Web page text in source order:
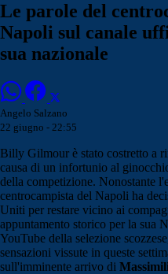
Le parole del
Napoli sul canale
sua nazionale
Angelo Salzano
22 giugno - 22:55
Billy Gilmour è stato costretto a
causa di un infortunio al
della competizione. Nonostante
centrocampista del Napoli ha
Uniti per restare vicino ai
appuntamento storico per la sua
YouTube della selezione
sensazioni vissute in queste
sull'imminente arrivo di